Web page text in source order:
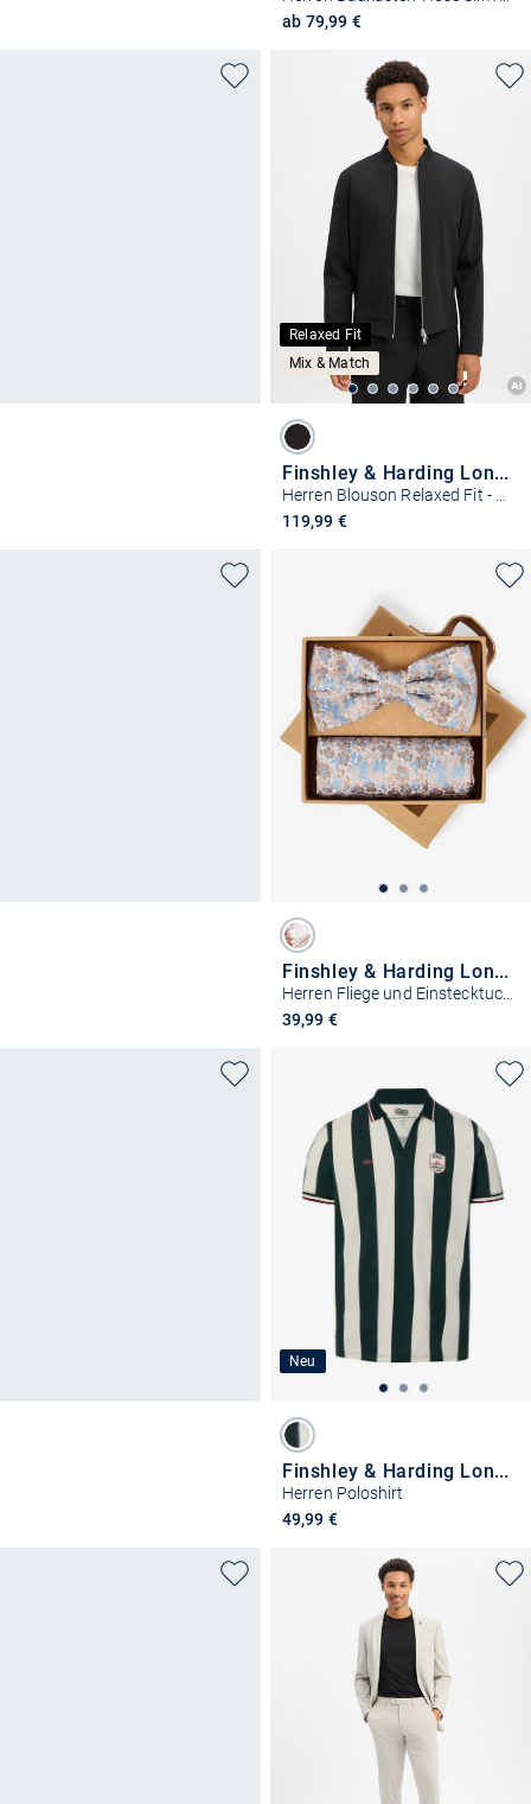
ab 79,99 €
Relaxed Fit
Mix & Match
Finshley & Harding London
119,99 €
Finshley & Harding London
Herren Fliege und Einstecktuch aus Seide
39,99 €
Neu
Finshley & Harding London
Herren Poloshirt
49,99 €